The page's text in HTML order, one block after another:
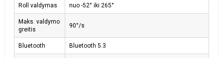
Roll valdymas nuo -52° iki 265°
Maks. valdymo
greitis
90°/s
Bluetooth Bluetooth 5.3